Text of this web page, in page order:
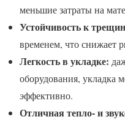
меньшие затраты на
Устойчивость к
временем, что снижает
Легкость в укладке:
оборудования, укладка
эффективно.
Отличная тепло- и